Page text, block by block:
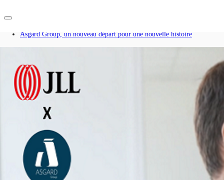
Blog
Données marchés
Pourquoi JLL?
NxT
Flex & Co-working
Favoris
Nous contacter
Ásgard Group, un nouveau départ pour une nouvelle histoire